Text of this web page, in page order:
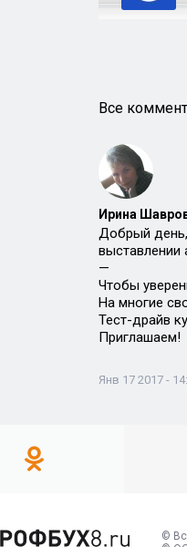
Все
Ирина
Добрый
выставлении
—
Чтобы
На многие
Тест-драйв
Приглашаем!
Янв 17 2017 -
©